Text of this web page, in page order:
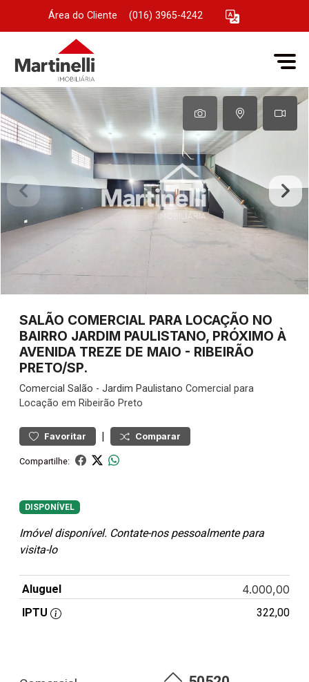
Área do Cliente (016) 3965-4242
SALÃO COMERCIAL PARA LOCAÇÃO NO
BAIRRO JARDIM PAULISTANO, PRÓXIMO À
AVENIDA TREZE DE MAIO - RIBEIRÃO
PRETO/SP.
Comercial Salão - Jardim Paulistano Comercial para
Locação em Ribeirão Preto
Favoritar | Comparar
Compartilhe:
DISPONÍVEL
Imóvel disponível. Contate-nos pessoalmente para
visita-lo
Aluguel 4.000,00
IPTU 322,00